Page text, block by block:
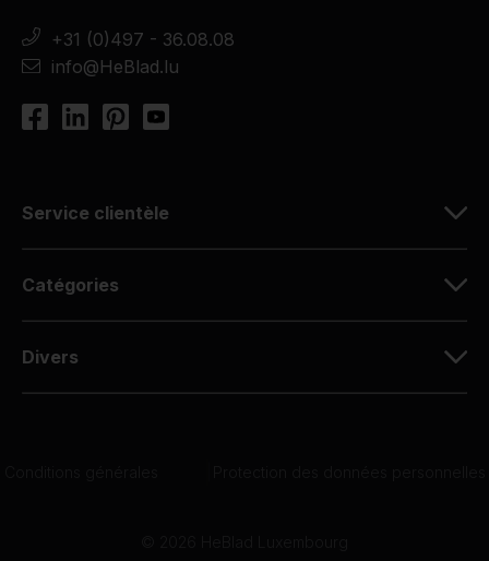
+31 (0)497 - 36.08.08
info@HeBlad.lu
Service clientèle
Catégories
Divers